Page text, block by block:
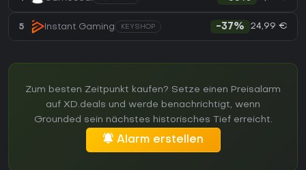
5 Instant Gaming KEYSHOP -37% 24,99 €
Zum besten Zeitpunkt kaufen? Setze einen Preisalarm
auf XD.deals und werde benachrichtigt, wenn
Grounded sein nächstes historisches Tief erreicht.
Alarm erstellen